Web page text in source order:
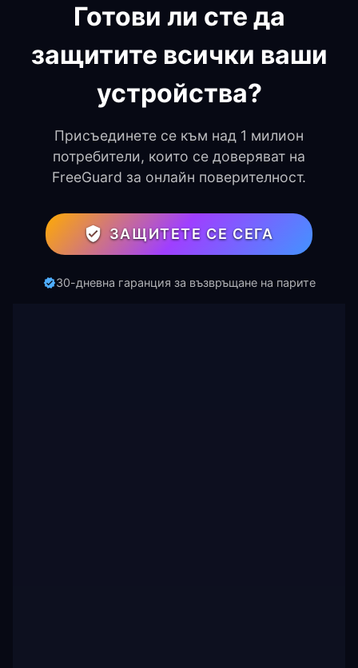
Готови ли сте да
защитите всички ваши
устройства?
Присъединете се към над 1 милион
потребители, които се доверяват на
FreeGuard за онлайн поверителност.
ЗАЩИТЕТЕ СЕ СЕГА
30-дневна гаранция за възвръщане на парите